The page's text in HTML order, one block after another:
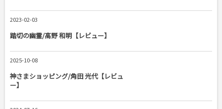
2023-02-03
踏切の幽霊/高野 和明【レビュー】
2025-10-08
神さまショッピング/角田 光代【レビュ
ー】